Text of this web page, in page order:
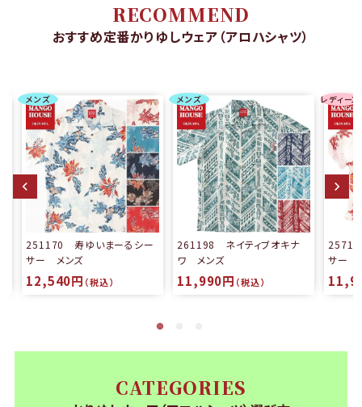
RECOMMEND
おすすめ定番かりゆしウェア（アロハシャツ）
メンズ
251170 寿ゆいまーるシー
サー メンズ
12,540円 （税込）
メンズ
261198 ネイティブオキナ
ワ メンズ
11,990円 （税込）
レディース
サー
CATEGORIES